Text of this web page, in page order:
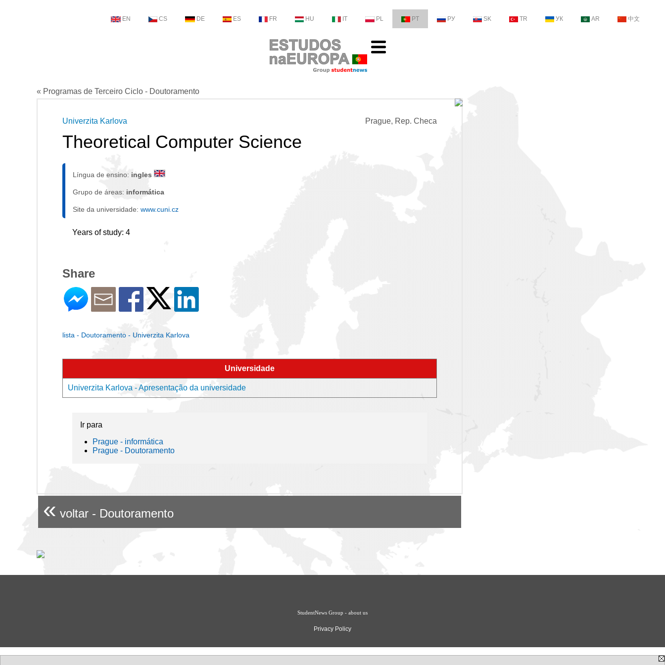
EN CS DE ES FR HU IT PL PT РУ SK TR УК AR 中文
« Programas de Terceiro Ciclo - Doutoramento
Prague, Rep. Checa
Univerzita Karlova
Theoretical Computer Science
Língua de ensino: ingles
Grupo de áreas: informática
Site da universidade: www.cuni.cz
Years of study: 4
Share
lista - Doutoramento - Univerzita Karlova
Universidade
Univerzita Karlova - Apresentação da universidade
Ir para
Prague - informática
Prague - Doutoramento
« voltar - Doutoramento
StudentNews Group - about us
Privacy Policy